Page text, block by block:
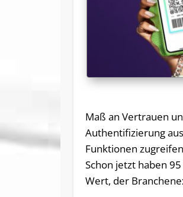
Maß an Vertrauen
Authentifizierung
Funktionen
Schon jetzt haben
Wert, der